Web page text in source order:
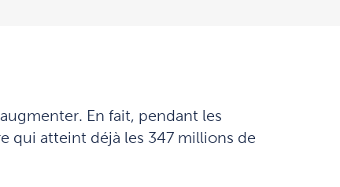
En fait, pendant les
qui atteint déjà les 347 millions de